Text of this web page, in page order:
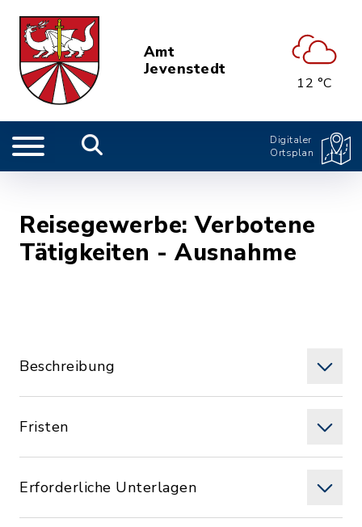
Amt
Jevenstedt
12 °C
Digitaler
Ortsplan
Reisegewerbe: Verbotene
Tätigkeiten - Ausnahme
Beschreibung
Fristen
Erforderliche Unterlagen